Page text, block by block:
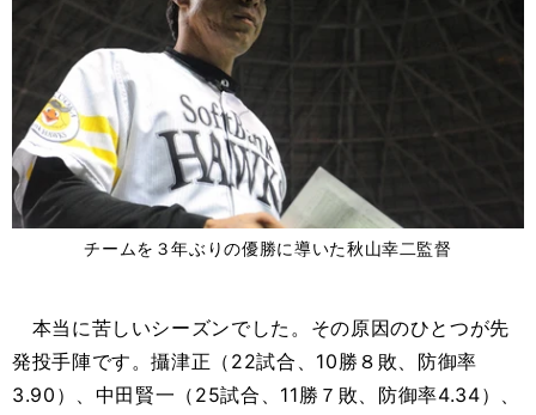
チームを３年ぶりの優勝に導いた秋山幸二監督
本当に苦しいシーズンでした。その原因のひとつが先
発投手陣です。攝津正（22試合、10勝８敗、防御率
3.90）、中田賢一（25試合、11勝７敗、防御率4.34）、